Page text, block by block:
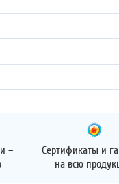
–
Сертификаты и
на всю